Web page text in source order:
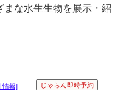
まな水生生物を展示・紹
情報] じゃらん即時予約